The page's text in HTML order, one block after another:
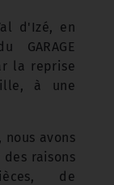
d'Izé, en
GARAGE
la reprise
à une
avons
des raisons
de